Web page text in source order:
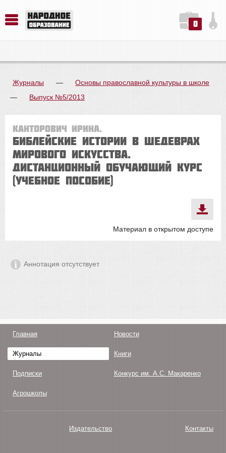
0
Журналы —
Основы православной культуры в школе
—
Выпуск №5/2013
Канторович Ирина.
Библейские истории в шедеврах
мирового искусства.
Дистанционный обучающий курс
(учебное пособие)
Материал в открытом доступе
Аннотация отсутствует
Главная Новости
Журналы Книги
Подписки Конкурс им. А.С. Макаренко
Агрошколы
Издательство Контакты